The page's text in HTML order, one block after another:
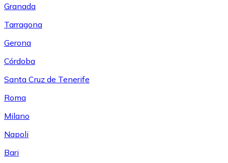
Granada
Tarragona
Gerona
Córdoba
Santa Cruz de Tenerife
Roma
Milano
Napoli
Bari